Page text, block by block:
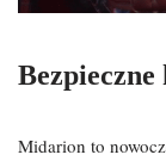
Midarion to